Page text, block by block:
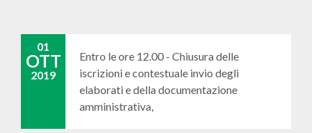
01
OTT
2019
Entro le ore 12.00 - Chiusura delle
iscrizioni e contestuale invio degli
elaborati e della documentazione
amministrativa,